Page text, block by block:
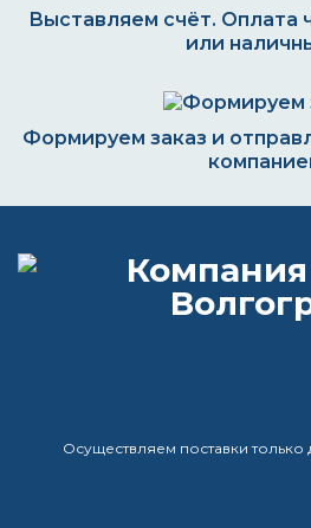
Выставляем счёт. Оплата
или
Формируем заказ и
ВОПРОС-
В чем разница между
двигателя?
Осуществляем поставки